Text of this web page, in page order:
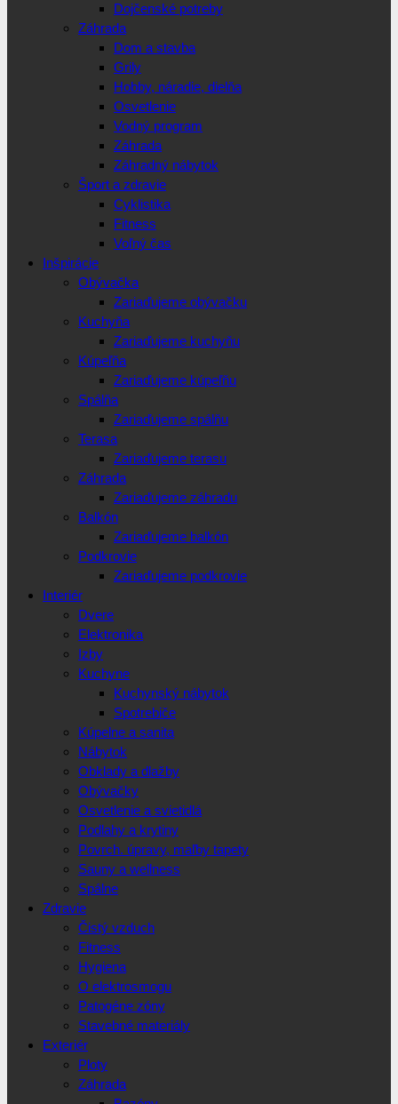
Dojčenské potreby
Záhrada
Dom a stavba
Grily
Hobby, náradie, dielňa
Osvetlenie
Vodný program
Záhrada
Záhradný nábytok
Šport a zdravie
Cyklistika
Fitness
Voľný čas
Inšpirácie
Obývačka
Zariaďujeme obývačku
Kuchyňa
Zariaďujeme kuchyňu
Kúpeľňa
Zariaďujeme kúpeľňu
Spálňa
Zariaďujeme spálňu
Terasa
Zariaďujeme terasu
Záhrada
Zariaďujeme záhradu
Balkón
Zariaďujeme balkón
Podkrovie
Zariaďujeme podkrovie
Interiér
Dvere
Elektronika
Izby
Kuchyne
Kuchynský nábytok
Spotrebiče
Kúpelne a sanita
Nábytok
Obklady a dlažby
Obývačky
Osvetlenie a svietidlá
Podlahy a krytiny
Povrch. úpravy, maľby tapety
Sauny a wellness
Spálne
Zdravie
Čistý vzduch
Fitness
Hygiena
O elektrosmogu
Patogéne zóny
Stavebné materiály
Exteriér
Ploty
Záhrada